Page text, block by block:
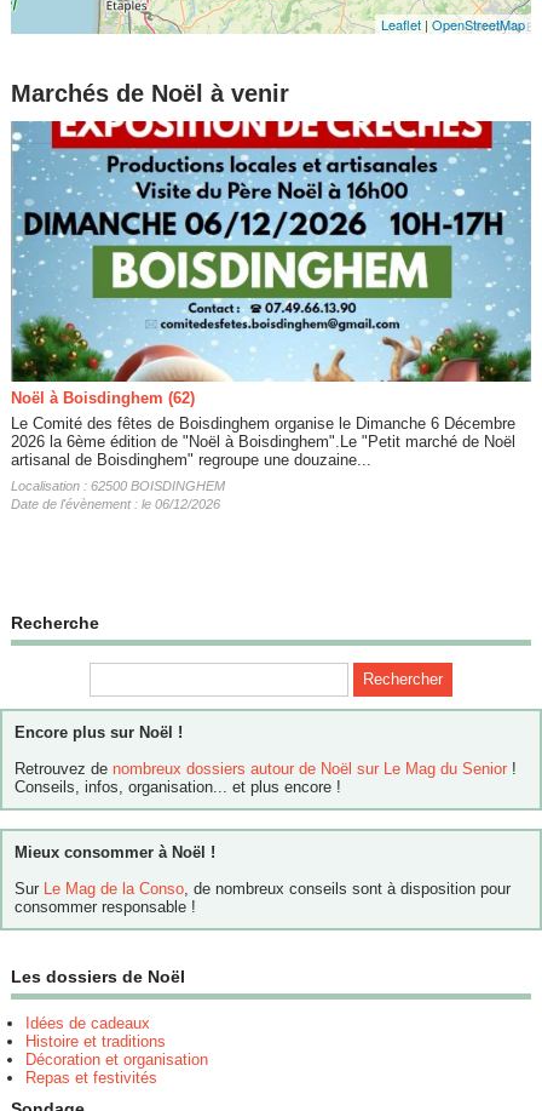
Leaflet |OpenStreetMap
Marchés de Noël à venir
Noël à Boisdinghem (62)
Le Comité des fêtes de Boisdinghem organise le Dimanche 6 Décembre
2026 la 6ème édition de "Noël à Boisdinghem".Le "Petit marché de Noël
artisanal de Boisdinghem" regroupe une douzaine...
Localisation : 62500 BOISDINGHEM
Date de l'évènement : le 06/12/2026
Recherche
Encore plus sur Noël !
Retrouvez de nombreux dossiers autour de Noël sur Le Mag du Senior !
Conseils, infos, organisation... et plus encore !
Mieux consommer à Noël !
Sur Le Mag de la Conso, de nombreux conseils sont à disposition pour
consommer responsable !
Les dossiers de Noël
Idées de cadeaux
Histoire et traditions
Décoration et organisation
Repas et festivités